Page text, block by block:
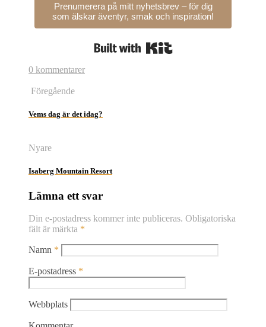
Prenumerera på mitt nyhetsbrev – för dig
som älskar äventyr, smak och inspiration!
0 kommentarer
Föregående
Vems dag är det idag?
Nyare
Isaberg Mountain Resort
Lämna ett svar
Din e-postadress kommer inte publiceras. Obligatoriska
fält är märkta *
Namn *
E-postadress *
Webbplats